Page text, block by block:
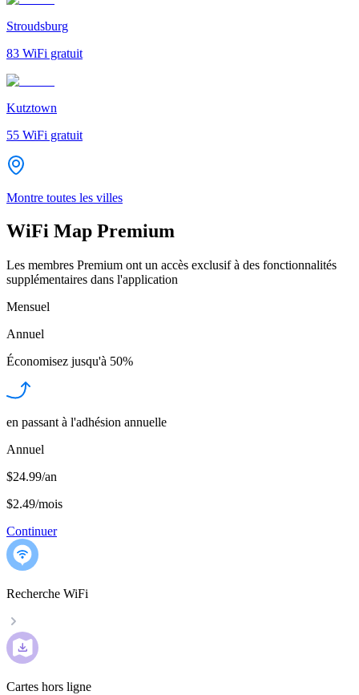
Stroudsburg
83 WiFi gratuit
Kutztown
55 WiFi gratuit
Montre toutes les villes
WiFi Map Premium
Les membres Premium ont un accès exclusif à des fonctionnalités
supplémentaires dans l'application
Mensuel
Annuel
Économisez jusqu'à 50%
en passant à l'adhésion annuelle
Annuel
$24.99/an
$2.49/mois
Continuer
Recherche WiFi
Cartes hors ligne